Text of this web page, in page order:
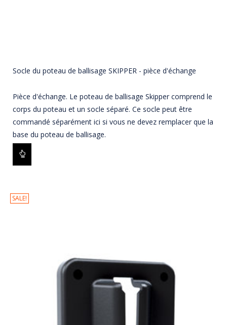
Socle du poteau de ballisage SKIPPER - pièce d'échange
Pièce d'échange. Le poteau de ballisage Skipper comprend le
corps du poteau et un socle séparé. Ce socle peut être
commandé séparément ici si vous ne devez remplacer que la
base du poteau de ballisage.
SALE!